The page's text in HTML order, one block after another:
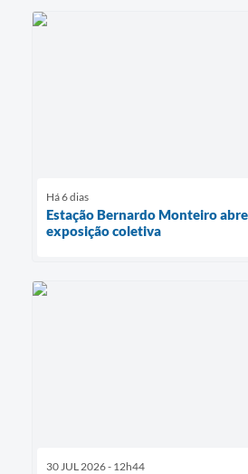
Há 6 dias
Estação Bernardo Monteiro
exposição coletiva
30 JUL 2026 - 12h44